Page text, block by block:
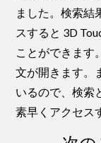
ました。検索結
スすると 3D
ことができます
文が開きます。
いるので、検索
素早くアクセス